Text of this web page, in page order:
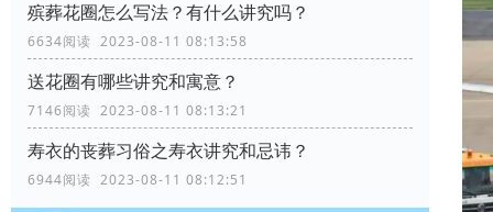
殡葬花圈怎么写法？有什么讲究吗？
6634阅读 2023-08-11 08:13:58
送花圈有哪些讲究和寓意？
7146阅读 2023-08-11 08:13:21
寿衣的丧葬习俗之寿衣讲究和忌讳？
6944阅读 2023-08-11 08:12:51